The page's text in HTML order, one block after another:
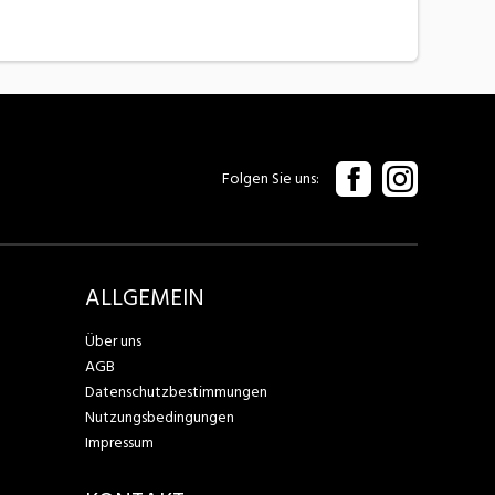
Folgen Sie uns
ALLGEMEIN
Über uns
AGB
Datenschutzbestimmungen
Nutzungsbedingungen
Impressum